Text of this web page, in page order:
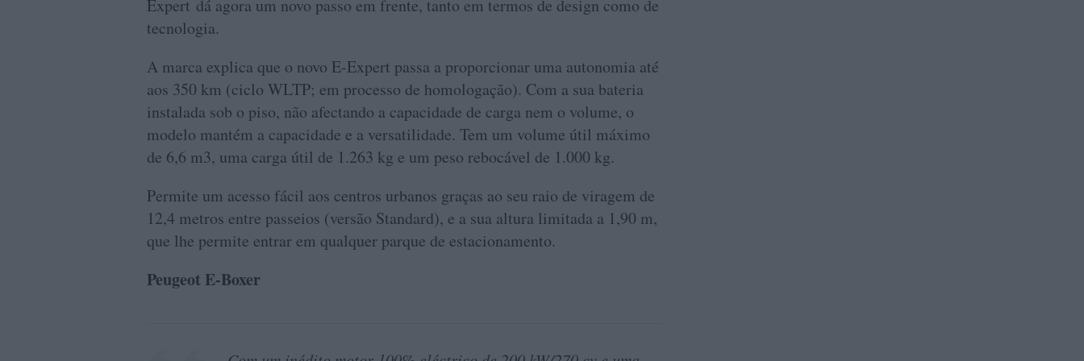
Expert dá agora um novo passo em frente, tanto em termos de design como de
tecnologia.
A marca explica que o novo E-Expert passa a proporcionar uma autonomia até
aos 350 km (ciclo WLTP; em processo de homologação). Com a sua bateria
instalada sob o piso, não afectando a capacidade de carga nem o volume, o
modelo mantém a capacidade e a versatilidade. Tem um volume útil máximo
de 6,6 m3, uma carga útil de 1.263 kg e um peso rebocável de 1.000 kg.
Permite um acesso fácil aos centros urbanos graças ao seu raio de viragem de
12,4 metros entre passeios (versão Standard), e a sua altura limitada a 1,90 m,
que lhe permite entrar em qualquer parque de estacionamento.
Peugeot E-Boxer